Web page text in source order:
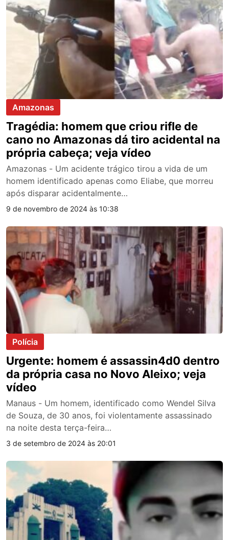
Amazonas
Tragédia: homem que criou rifle de
cano no Amazonas dá tiro acidental na
própria cabeça; veja vídeo
Amazonas - Um acidente trágico tirou a vida de um
homem identificado apenas como Eliabe, que morreu
após disparar acidentalmente…
9 de novembro de 2024 às 10:38
Polícia
Urgente: homem é assassin4d0 dentro
da própria casa no Novo Aleixo; veja
vídeo
Manaus - Um homem, identificado como Wendel Silva
de Souza, de 30 anos, foi violentamente assassinado
na noite desta terça-feira…
3 de setembro de 2024 às 20:01